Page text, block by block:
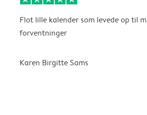
Flot lille kalender som levede op til
forventninger
Karen Birgitte Sams